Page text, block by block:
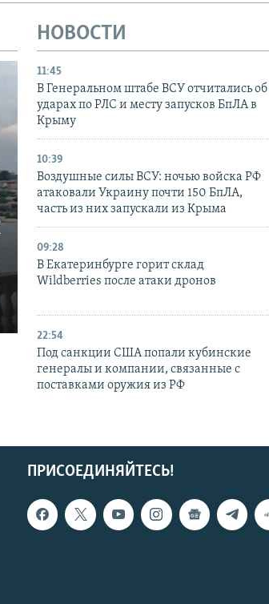
НОВОСТИ
11:45
В Генеральном штабе ВСУ отчитались об
ударах по РЛС и месту запусков БпЛА в
Крыму
10:39
Воздушные силы ВСУ: ночью войска РФ
атаковали Украину почти 150 БпЛА,
часть из них запускали из Крыма
09:28
В Екатеринбурге горит склад
Wildberries после атаки дронов
22:54
Под санкции США попали кубинские
генералы и компании, связанные с
поставками оружия из РФ
ПРИСОЕДИНЯЙТЕСЬ!